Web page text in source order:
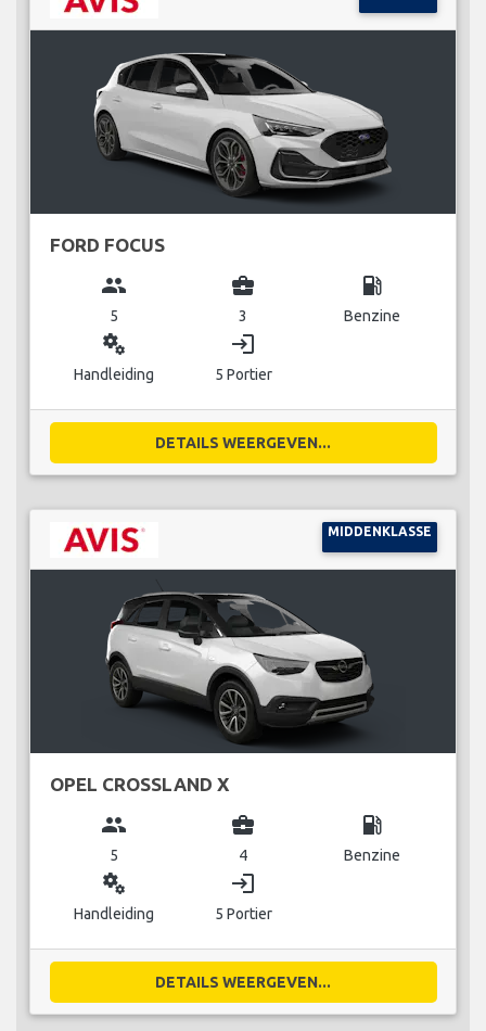
FORD FOCUS
group
5
business_center
3
local_gas_station
Benzine
miscellaneous_services
Handleiding
login
5 Portier
DETAILS WEERGEVEN...
MIDDENKLASSE
OPEL CROSSLAND X
group
5
business_center
4
local_gas_station
Benzine
miscellaneous_services
Handleiding
login
5 Portier
DETAILS WEERGEVEN...